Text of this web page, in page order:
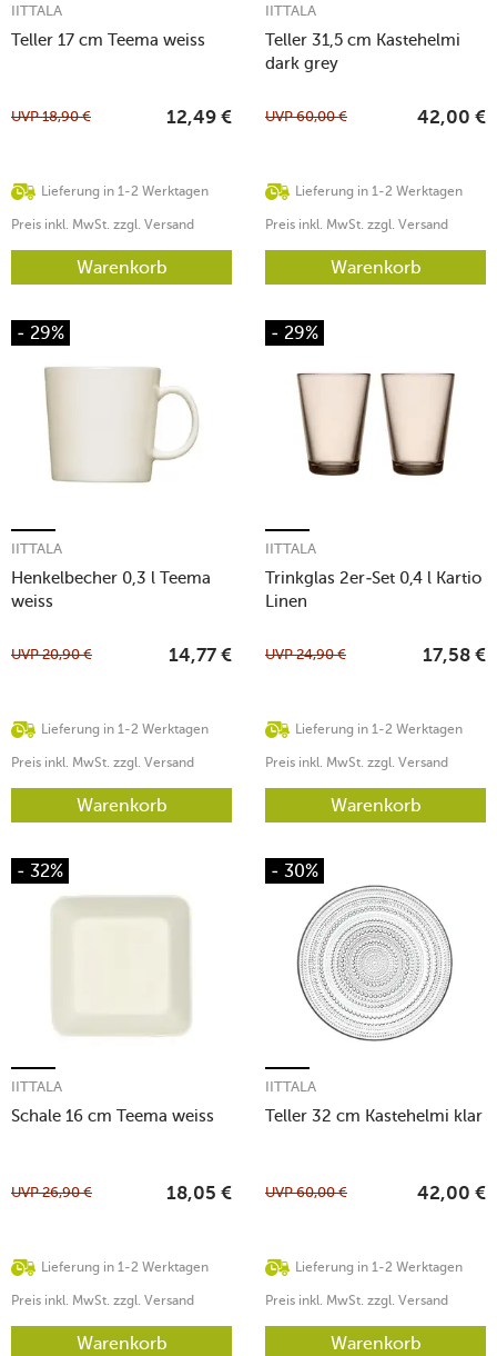
Teller 17 cm Teema weiss
IITTALA
Lieferung in 1-2 Werktagen
UVP18,90 € 12,49 €
Preis inkl. MwSt. zzgl. Versand
Warenkorb
Teller 31,5 cm Kastehelmi
dark grey
IITTALA
Lieferung in 1-2 Werktagen
UVP60,00 € 42,00 €
Preis inkl. MwSt. zzgl. Versand
Warenkorb
- 29%
Henkelbecher 0,3 l Teema
weiss
IITTALA
Lieferung in 1-2 Werktagen
UVP20,90 € 14,77 €
Preis inkl. MwSt. zzgl. Versand
Warenkorb
- 29%
Trinkglas 2er-Set 0,4 l Kartio
Linen
IITTALA
Lieferung in 1-2 Werktagen
UVP24,90 € 17,58 €
Preis inkl. MwSt. zzgl. Versand
Warenkorb
- 32%
Schale 16 cm Teema weiss
IITTALA
Lieferung in 1-2 Werktagen
UVP26,90 € 18,05 €
Preis inkl. MwSt. zzgl. Versand
Warenkorb
- 30%
Teller 32 cm Kastehelmi klar
IITTALA
Lieferung in 1-2 Werktagen
UVP60,00 € 42,00 €
Preis inkl. MwSt. zzgl. Versand
Warenkorb